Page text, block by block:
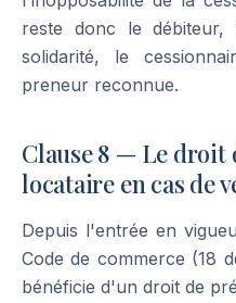
reste donc le
solidarité, le
preneur reconnue.
Clause 8 — Le droit
locataire en cas de
Depuis l'entrée en
Code de commerce (18
bénéficie d'un droit de